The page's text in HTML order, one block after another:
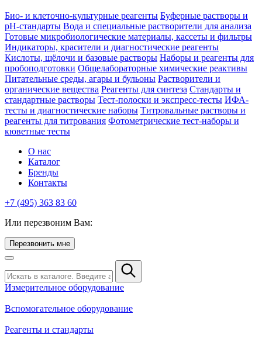
Био- и клеточно-культурные реагенты Буферные растворы и
pH-стандарты Вода и специальные растворители для анализа
Готовые микробиологические материалы, кассеты и фильтры
Индикаторы, красители и диагностические реагенты
Кислоты, щёлочи и базовые растворы Наборы и реагенты для
пробоподготовки Общелабораторные химические реактивы
Питательные среды, агары и бульоны Растворители и
органические вещества Реагенты для синтеза Стандарты и
стандартные растворы Тест-полоски и экспресс-тесты ИФА-
тесты и диагностические наборы Титровальные растворы и
реагенты для титрования Фотометрические тест-наборы и
кюветные тесты
О нас
Каталог
Бренды
Контакты
+7 (495) 363 83 60
Или перезвоним Вам:
Перезвонить мне
Измерительное оборудование
Вспомогательное оборудование
Реагенты и стандарты